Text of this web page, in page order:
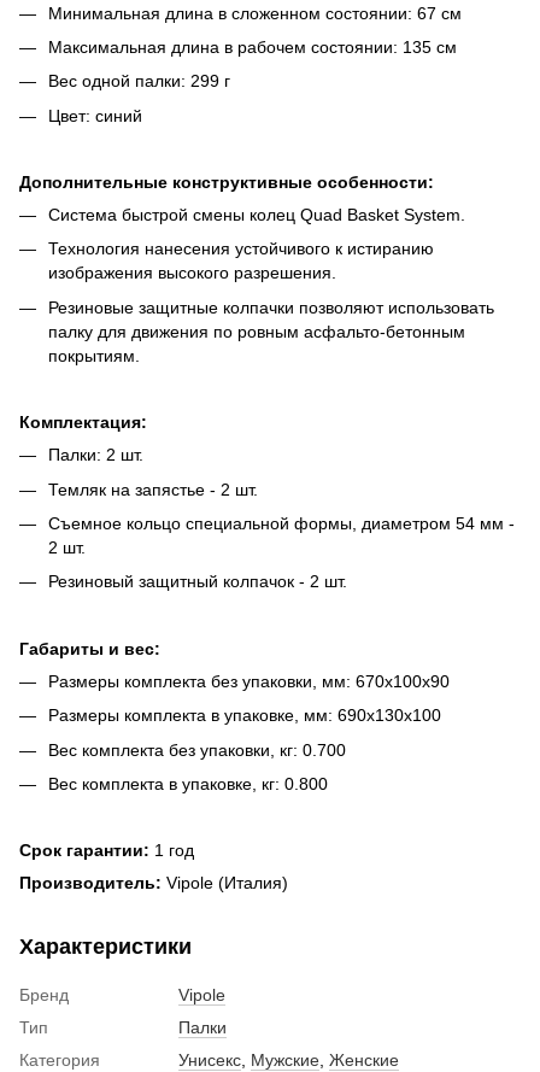
Минимальная длина в сложенном состоянии: 67 см
Максимальная длина в рабочем состоянии: 135 см
Вес одной палки: 299 г
Цвет: синий
Дополнительные конструктивные особенности:
Система быстрой смены колец Quad Basket System.
Технология нанесения устойчивого к истиранию
изображения высокого разрешения.
Резиновые защитные колпачки позволяют использовать
палку для движения по ровным асфальто-бетонным
покрытиям.
Комплектация:
Палки: 2 шт.
Темляк на запястье - 2 шт.
Съемное кольцо специальной формы, диаметром 54 мм -
2 шт.
Резиновый защитный колпачок - 2 шт.
Габариты и вес:
Размеры комплекта без упаковки, мм: 670х100х90
Размеры комплекта в упаковке, мм: 690х130х100
Вес комплекта без упаковки, кг: 0.700
Вес комплекта в упаковке, кг: 0.800
Срок гарантии: 1 год
Производитель: Vipole (Италия)
Характеристики
Бренд
Vipole
Тип
Палки
Категория
Унисекс, Мужские, Женские